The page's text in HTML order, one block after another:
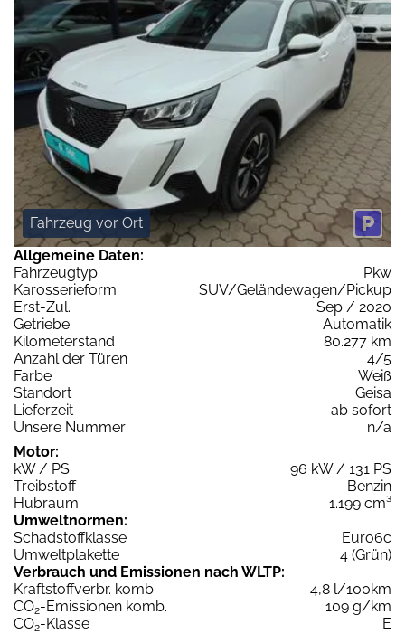
Fahrzeug vor Ort
Allgemeine Daten:
Fahrzeugtyp
Pkw
Karosserieform
SUV/Geländewagen/Pickup
Erst-Zul.
Sep / 2020
Getriebe
Automatik
Kilometerstand
80.277 km
Anzahl der Türen
4/5
Farbe
Weiß
Standort
Geisa
Lieferzeit
ab sofort
Unsere Nummer
n/a
Motor:
kW / PS
96 kW / 131 PS
Treibstoff
Benzin
Hubraum
1.199 cm³
Umweltnormen:
Schadstoffklasse
Euro6c
Umweltplakette
4 (Grün)
Verbrauch und Emissionen nach WLTP:
Kraftstoffverbr. komb.
4,8 l/100km
CO2-Emissionen komb.
109 g/km
CO2-Klasse
E